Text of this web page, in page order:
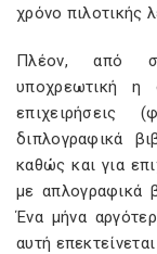
χρόνο πιλοτικής
Πλέον, από
υποχρεωτική η
διπλογραφικά
καθώς και για
με απλογραφικά
Ένα μήνα
αυτή